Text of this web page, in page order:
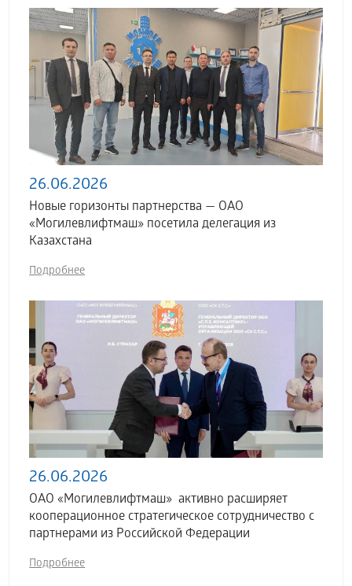
26.06.2026
Новые горизонты партнерства — ОАО
«Могилевлифтмаш» посетила делегация из
Казахстана
Подробнее
26.06.2026
ОАО «Могилевлифтмаш» активно расширяет
кооперационное стратегическое сотрудничество с
партнерами из Российской Федерации
Подробнее